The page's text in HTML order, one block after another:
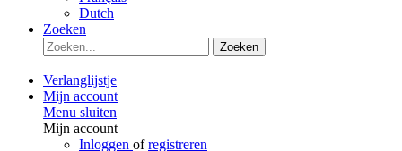
Dutch
Zoeken
Zoeken
Verlanglijstje
Mijn account
Menu sluiten
Mijn account
Inloggen ofregistreren